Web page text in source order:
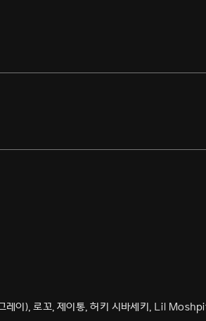
이), 로꼬, 제이통, 허키 시바세키, Lil